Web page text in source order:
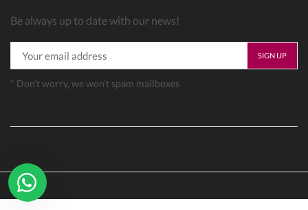
Be always up to date with our news!
* Don’t worry, we won’t spam mailboxes